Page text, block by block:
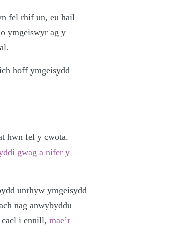
fel rhif un, eu hail
ymgeiswyr ag y
hoff ymgeisydd
hwn fel y cwota.
gwag a nifer y
unrhyw ymgeisydd
nag anwybyddu
i ennill, mae’r